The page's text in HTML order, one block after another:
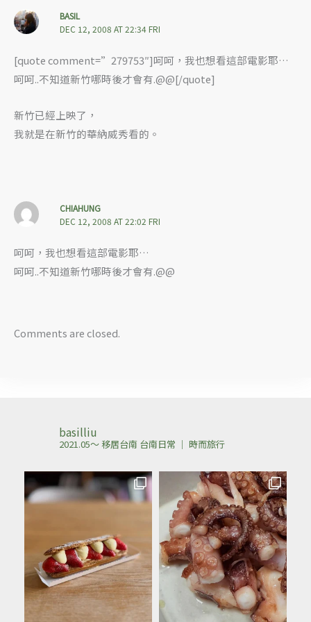
BASIL
DEC 12, 2008 AT 22:34 FRI
[quote comment=”279753″]呵呵，我也想看這部電影耶…
呵呵..不知道新竹哪時後才會有.@@[/quote]
新竹已經上映了，
我就是在新竹的華納威秀看的。
CHIAHUNG
DEC 12, 2008 AT 22:02 FRI
呵呵，我也想看這部電影耶…
呵呵..不知道新竹哪時後才會有.@@
Comments are closed.
basilliu
2021.05～ 移居台南 台南日常 ｜ 時而旅行